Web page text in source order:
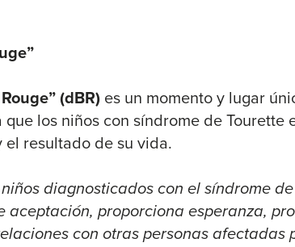
(dBR) es un momento y lugar
los niños con síndrome de
resultado de su vida.
diagnosticados con el síndrome
proporciona esperanza,
con otras personas afectadas